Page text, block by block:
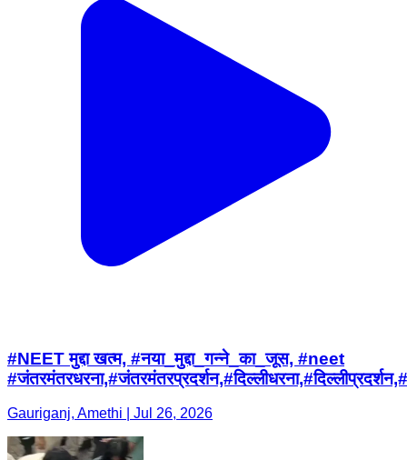
#NEET मुद्दा खत्म, #नया_मुद्दा_गन्ने_का_जूस, #neet
Gauriganj, Amethi | Jul 26, 2026